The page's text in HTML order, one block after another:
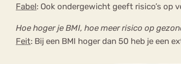
Fabel: Ook ondergewicht geeft risico’s op
Hoe hoger je BMI, hoe meer risico op
Feit: Bij een BMI hoger dan 50 heb je een